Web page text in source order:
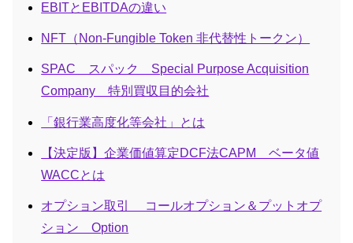
EBITとEBITDAの違い
NFT（Non-Fungible Token 非代替性トークン）
SPAC スパック Special Purpose Acquisition
Company 特別買収目的会社
「銀行業高度化等会社」とは
【決定版】企業価値算定DCF法CAPM ベータ値
WACCとは
オプション取引 コールオプション＆プットオプ
ション Option